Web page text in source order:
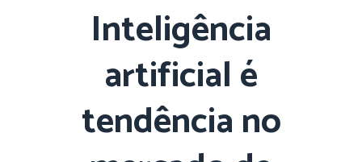
Inteligência
artificial é
tendência no